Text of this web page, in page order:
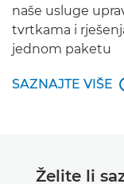
naše usluge
tvrtkama i
jednom paketu
SAZNAJTE VIŠE
SAZNAJTE VIŠE
Želite li